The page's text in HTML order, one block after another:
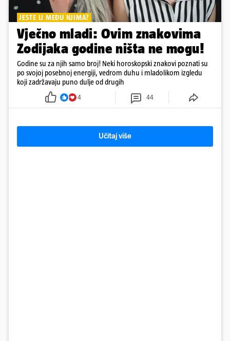
JESTE LI MEĐU NJIMA?
Vječno mladi: Ovim znakovima
Zodijaka godine ništa ne mogu!
Godine su za njih samo broj! Neki horoskopski znakovi poznati su
po svojoj posebnoj energiji, vedrom duhu i mladolikom izgledu
koji zadržavaju puno dulje od drugih
4 44
Učitaj više